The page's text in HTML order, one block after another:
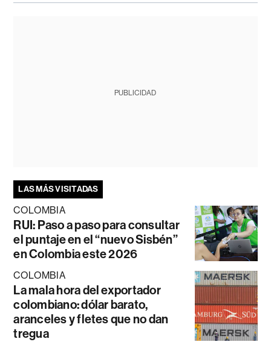
PUBLICIDAD
LAS MÁS VISITADAS
COLOMBIA
RUI: Paso a paso para consultar
el puntaje en el “nuevo Sisbén”
en Colombia este 2026
COLOMBIA
La mala hora del exportador
colombiano: dólar barato,
aranceles y fletes que no dan
tregua